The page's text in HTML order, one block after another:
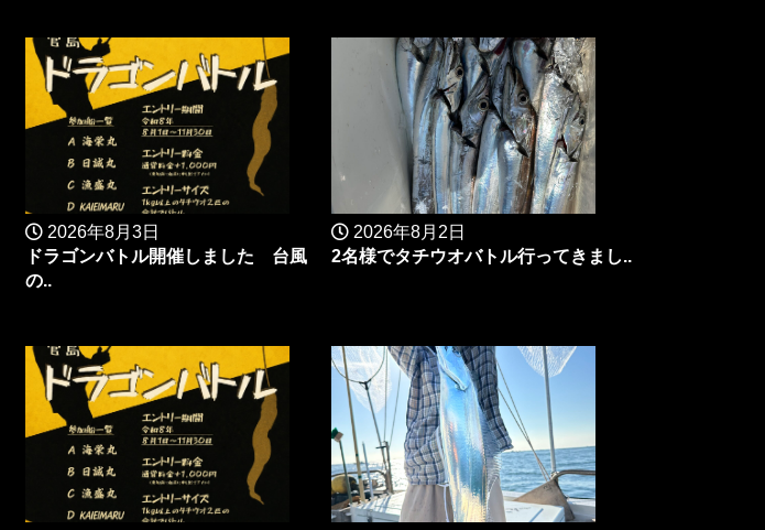
2026年8月3日
ドラゴンバトル開催しました 台風
の..
2026年8月2日
2名様でタチウオバトル行ってきまし..